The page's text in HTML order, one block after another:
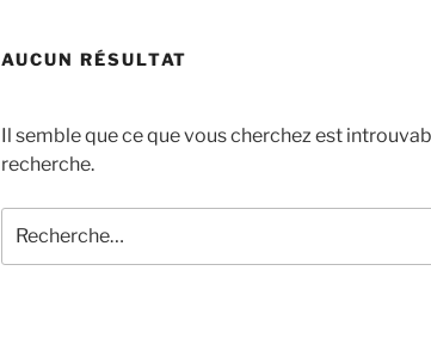
AUCUN RÉSULTAT
Il semble que ce que vous cherchez est
recherche.
pour